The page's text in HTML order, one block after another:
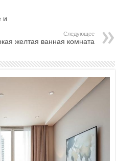
и
Следующее
желтая ванная комната